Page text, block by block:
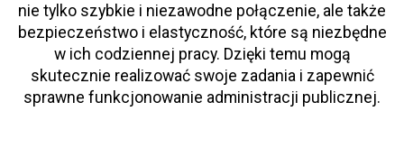
nie tylko szybkie i niezawodne połączenie, ale także
bezpieczeństwo i elastyczność, które są niezbędne
w ich codziennej pracy. Dzięki temu mogą
skutecznie realizować swoje zadania i zapewnić
sprawne funkcjonowanie administracji publicznej.